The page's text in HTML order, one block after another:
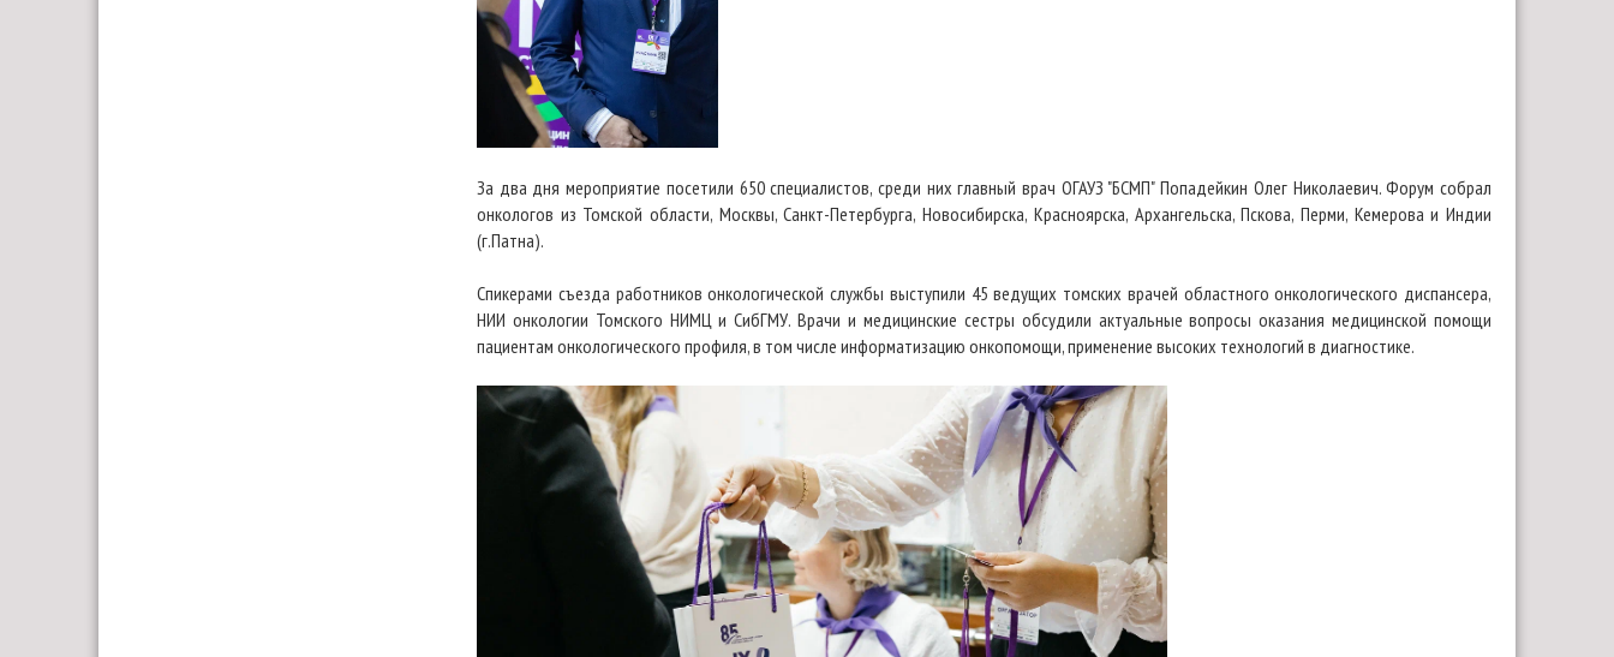
За два дня мероприятие посетили 650 специалистов, среди них главный врач ОГАУЗ "БСМП" Попадейкин Олег Николаевич. Форум собрал
онкологов из Томской области, Москвы, Санкт-Петербурга, Новосибирска, Красноярска, Архангельска, Пскова, Перми, Кемерова и Индии
(г.Патна).
Спикерами съезда работников онкологической службы выступили 45 ведущих томских врачей областного онкологического диспансера,
НИИ онкологии Томского НИМЦ и СибГМУ. Врачи и медицинские сестры обсудили актуальные вопросы оказания медицинской помощи
пациентам онкологического профиля, в том числе информатизацию онкопомощи, применение высоких технологий в диагностике.